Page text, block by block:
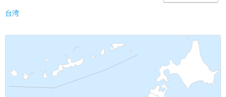
台湾